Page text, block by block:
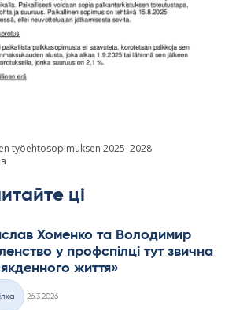
työehtosopimuksen 2025–2028
ці
Хоменко та Володимир
у профспілці тут звична
життя»
26.3.2026